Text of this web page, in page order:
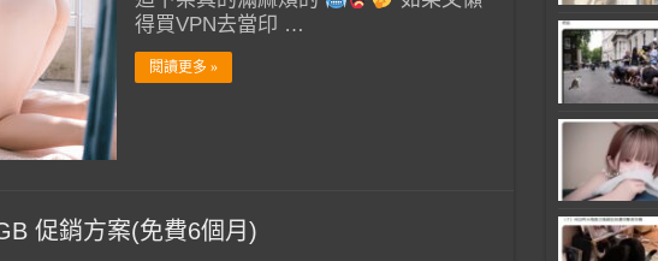
得買VPN去當印 …
閱讀更多 »
促銷方案(免費6個月)